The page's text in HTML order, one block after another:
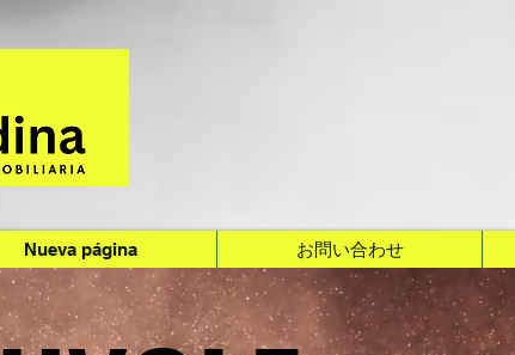
Nueva página お問い合わせ